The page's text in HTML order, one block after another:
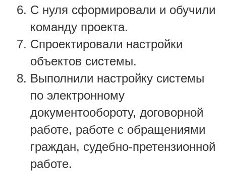
С нуля сформировали и обучили
команду проекта.
Спроектировали настройки
объектов системы.
Выполнили настройку системы
по электронному
документообороту, договорной
работе, работе с обращениями
граждан, судебно-претензионной
работе.